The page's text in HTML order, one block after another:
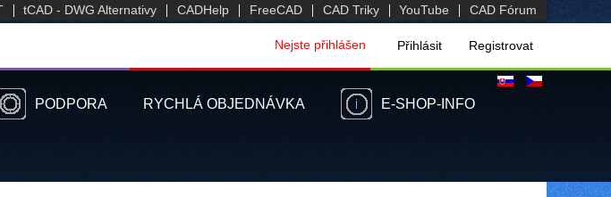
tCAD - DWG Alternativy CADHelp FreeCAD CAD Triky YouTube CAD Fórum
Nejste přihlášen Přihlásit Registrovat
PODPORA RYCHLÁ OBJEDNÁVKA E-SHOP-INFO